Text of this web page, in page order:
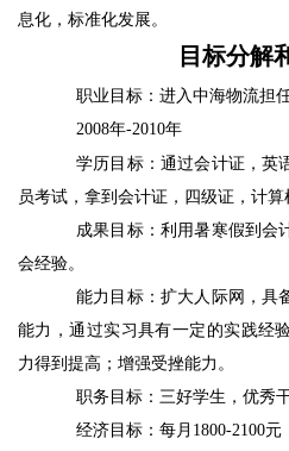
息化，标准化发展。
目标分解
职业目标：进入中海物流担
2008年-2010年
学历目标：通过会计证，英
员考试，拿到会计证，四级证，计算
成果目标：利用暑寒假到会
会经验。
能力目标：扩大人际网，具
能力，通过实习具有一定的实践经
力得到提高；增强受挫能力。
职务目标：三好学生，优秀干
经济目标：每月 1800-2100元